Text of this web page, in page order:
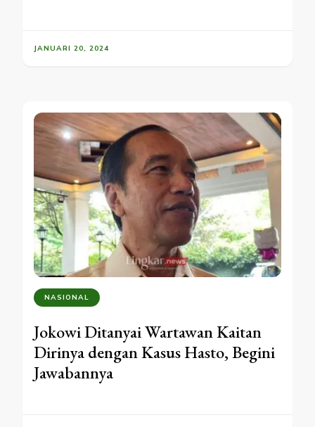
JANUARI 20, 2024
NASIONAL
Jokowi Ditanyai Wartawan Kaitan
Dirinya dengan Kasus Hasto, Begini
Jawabannya